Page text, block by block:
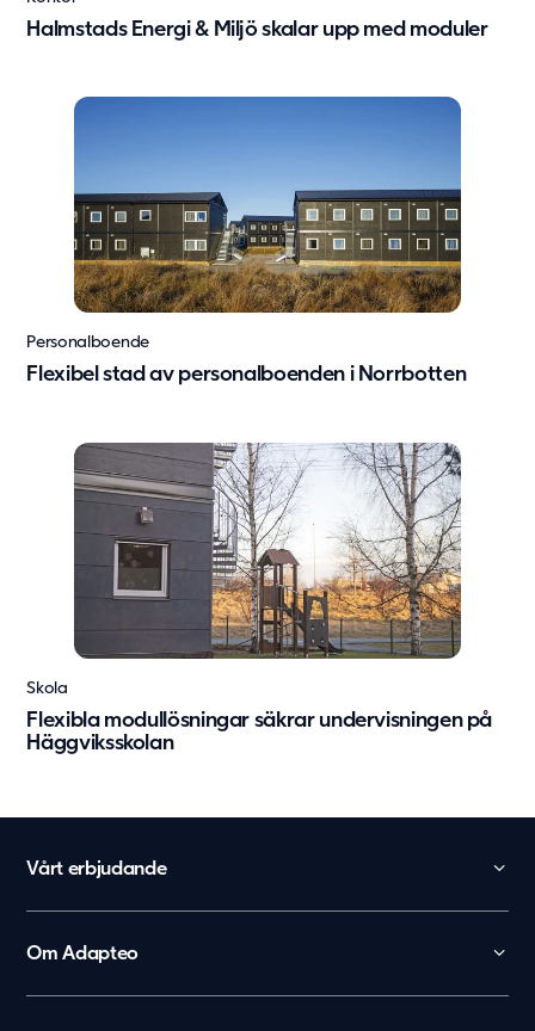
Halmstads Energi & Miljö skalar upp med moduler
Flexibel stad av personalboenden i Norrbotten
Personalboende
Flexibla modullösningar säkrar undervisningen på
Häggviksskolan
Skola
Vårt erbjudande
Skola
Förskola
Om Adapteo
Kontakt